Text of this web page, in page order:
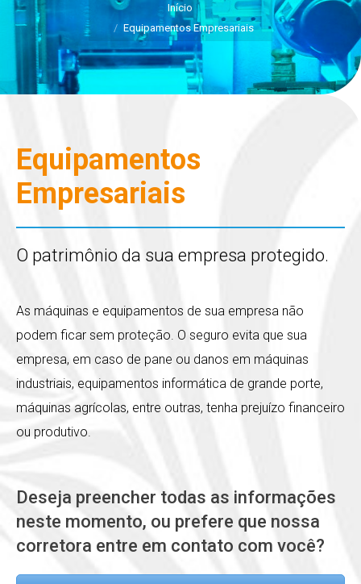
Início
Equipamentos Empresariais
Equipamentos
Empresariais
O patrimônio da sua empresa protegido.
As máquinas e equipamentos de sua empresa não
podem ficar sem proteção. O seguro evita que sua
empresa, em caso de pane ou danos em máquinas
industriais, equipamentos informática de grande porte,
máquinas agrícolas, entre outras, tenha prejuízo financeiro
ou produtivo.
Deseja preencher todas as informações
neste momento, ou prefere que nossa
corretora entre em contato com você?